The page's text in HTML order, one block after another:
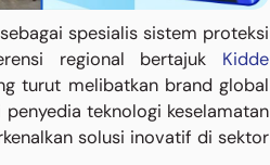
spesialis sistem proteksi
regional bertajuk Kidde
turut melibatkan brand global
teknologi keselamatan
solusi inovatif di sektor